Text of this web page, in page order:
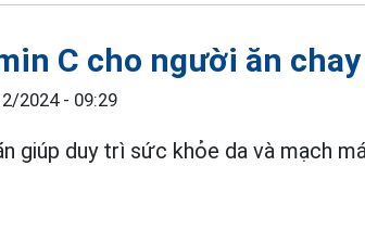
C cho người ăn chay
2024 - 09:29
giúp duy trì sức khỏe da và mạch